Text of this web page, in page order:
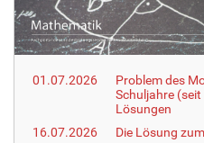
h
e
r
e
01.07.2026
Problem des
Schuljahre
Lösungen
16.07.2026
Die Lösung